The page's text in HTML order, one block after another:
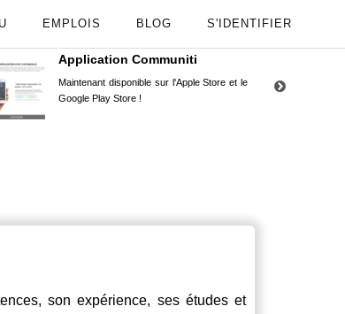
EMPLOIS BLOG S'IDENTIFIER
Application Communiti
Maintenant disponible sur l'Apple Store et le
Google Play Store !
son expérience, ses études et